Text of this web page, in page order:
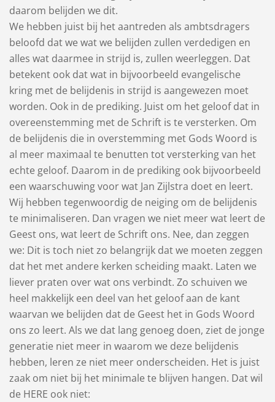
daarom belijden we dit.
We hebben juist bij het aantreden als ambtsdragers
beloofd dat we wat we belijden zullen verdedigen en
alles wat daarmee in strijd is, zullen weerleggen. Dat
betekent ook dat wat in bijvoorbeeld evangelische
kring met de belijdenis in strijd is aangewezen moet
worden. Ook in de prediking. Juist om het geloof dat in
overeenstemming met de Schrift is te versterken. Om
de belijdenis die in overstemming met Gods Woord is
al meer maximaal te benutten tot versterking van het
echte geloof. Daarom in de prediking ook bijvoorbeeld
een waarschuwing voor wat Jan Zijlstra doet en leert.
Wij hebben tegenwoordig de neiging om de belijdenis
te minimaliseren. Dan vragen we niet meer wat leert de
Geest ons, wat leert de Schrift ons. Nee, dan zeggen
we: Dit is toch niet zo belangrijk dat we moeten zeggen
dat het met andere kerken scheiding maakt. Laten we
liever praten over wat ons verbindt. Zo schuiven we
heel makkelijk een deel van het geloof aan de kant
waarvan we belijden dat de Geest het in Gods Woord
ons zo leert. Als we dat lang genoeg doen, ziet de jonge
generatie niet meer in waarom we deze belijdenis
hebben, leren ze niet meer onderscheiden. Het is juist
zaak om niet bij het minimale te blijven hangen. Dat wil
de HERE ook niet: